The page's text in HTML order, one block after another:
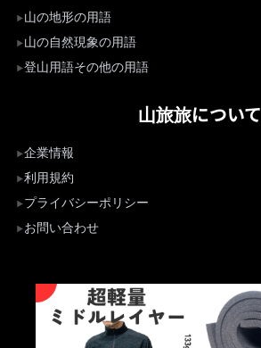
山の地形の用語
山の自然現象の用語
登山用語その他の用語
山旅旅について
企業情報
利用規約
プライバシーポリシー
お問い合わせ